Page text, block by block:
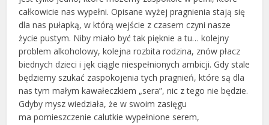
całkowicie nas wypełni. Opisane wyżej pragnienia stają się
dla nas pułapką, w którą wejście z czasem czyni nasze
życie pustym. Niby miało być tak pięknie a tu… kolejny
problem alkoholowy, kolejna rozbita rodzina, znów płacz
biednych dzieci i jęk ciągle niespełnionych ambicji. Gdy stale
będziemy szukać zaspokojenia tych pragnień, które są dla
nas tym małym kawałeczkiem „sera”, nic z tego nie będzie.
Gdyby mysz wiedziała, że w swoim zasięgu
ma pomieszczenie calutkie wypełnione serem,